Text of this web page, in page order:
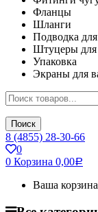
Фланцы
Шланги
Подводка
Штуцеры для
Упаковка
Экраны для
Поиск
8 (4855) 28-30-66
0
0 Корзина 0,00Р
Ваша